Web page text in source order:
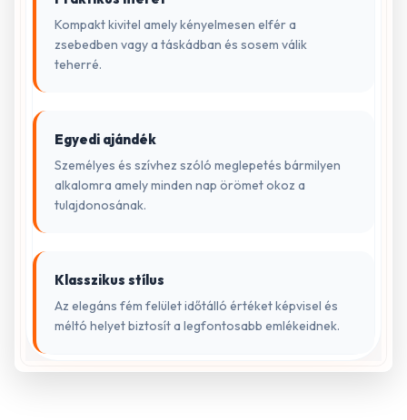
Kompakt kivitel amely kényelmesen elfér a
zsebedben vagy a táskádban és sosem válik
teherré.
Egyedi ajándék
Személyes és szívhez szóló meglepetés bármilyen
alkalomra amely minden nap örömet okoz a
tulajdonosának.
Klasszikus stílus
Az elegáns fém felület időtálló értéket képvisel és
méltó helyet biztosít a legfontosabb emlékeidnek.